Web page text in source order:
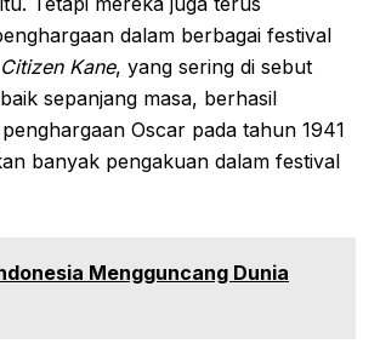
dalam berbagai festival
Citizen Kane, yang sering di sebut
sepanjang masa, berhasil
Oscar pada tahun 1941
banyak pengakuan dalam festival
Mengguncang Dunia